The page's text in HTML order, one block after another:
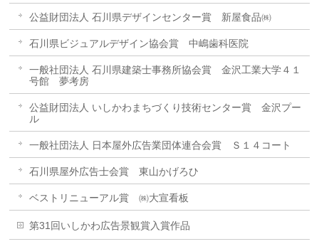
公益財団法人 石川県デザインセンター賞 新屋食品㈱
石川県ビジュアルデザイン協会賞 中嶋歯科医院
一般社団法人 石川県建築士事務所協会賞 金沢工業大学４１
号館 夢考房
公益財団法人 いしかわまちづくり技術センター賞 金沢プー
ル
一般社団法人 日本屋外広告業団体連合会賞 Ｓ１４コート
石川県屋外広告士会賞 東山かげろひ
ベストリニューアル賞 ㈱大宣看板
第31回いしかわ広告景観賞入賞作品